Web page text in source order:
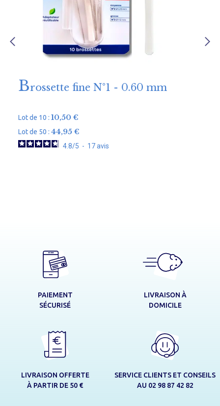
Brossette fine N°1 - 0.60 mm
Lot de 10 :10,50€
Lot de 50 :44,95€
4.8/5 - 17avis
PAIEMENT
SÉCURISÉ
LIVRAISON À
DOMICILE
LIVRAISON OFFERTE
À PARTIR DE 50 €
SERVICE CLIENTS ET CONSEILS
AU 02 98 87 42 82